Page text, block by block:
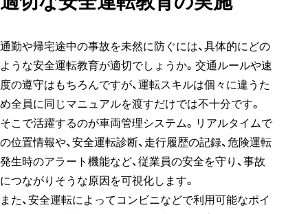
通勤や帰宅途中の事故を未然に防ぐには、具体的にどの
ような安全運転教育が適切でしょうか。交通ルールや速
度の遵守はもちろんですが、運転スキルは個々に違うた
め全員に同じマニュアルを渡すだけでは不十分です。
そこで活躍するのが車両管理システム。リアルタイムで
の位置情報や、安全運転診断、走行履歴の記録、危険運転
発生時のアラート機能など、従業員の安全を守り、事故
につながりそうな原因を可視化します。
また、安全運転によってコンビニなどで利用可能なポイ